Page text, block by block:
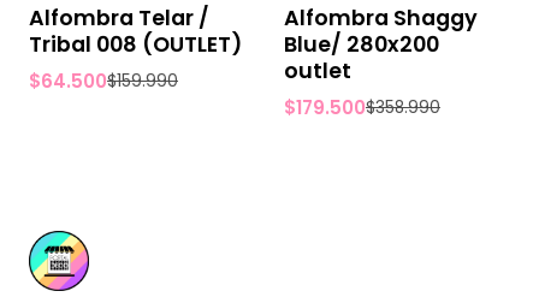
Alfombra Telar /
Tribal 008 (OUTLET)
$64.500$159.990
Alfombra Shaggy
Blue/ 280x200
outlet
$179.500$358.990